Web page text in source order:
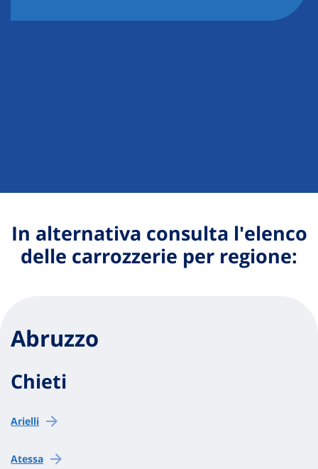
In alternativa consulta l'elenco
delle carrozzerie per regione:
Abruzzo
Chieti
Arielli
Atessa